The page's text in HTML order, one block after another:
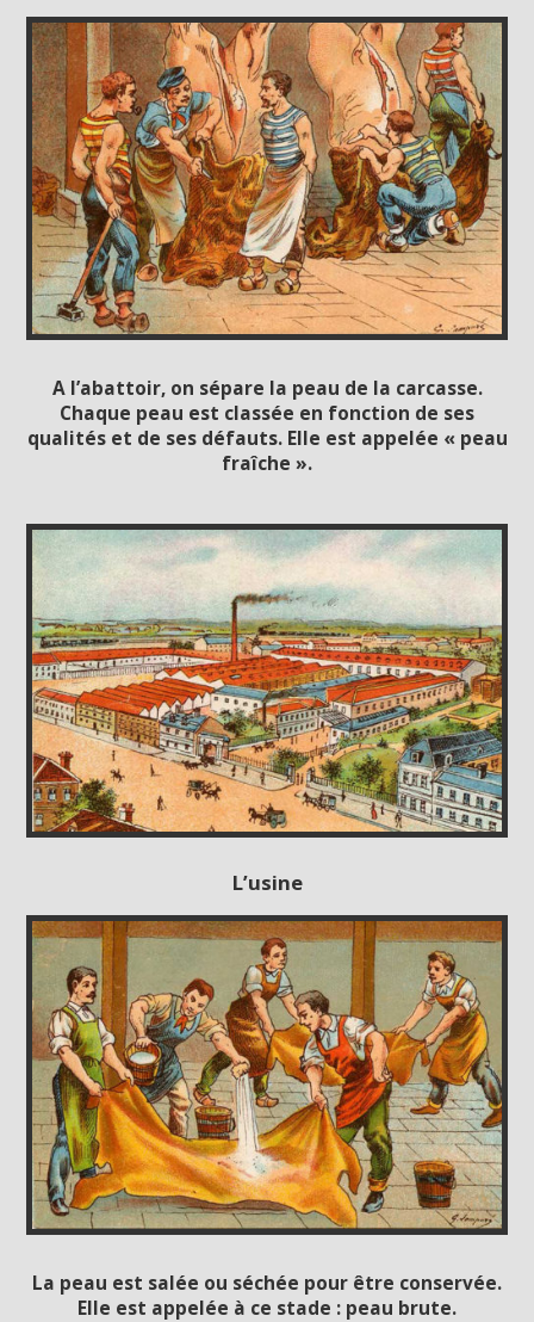
A l’abattoir, on sépare la peau de la carcasse.
Chaque peau est classée en fonction de ses
qualités et de ses défauts. Elle est appelée « peau
fraîche ».
L’usine
La peau est salée ou séchée pour être conservée.
Elle est appelée à ce stade : peau brute.